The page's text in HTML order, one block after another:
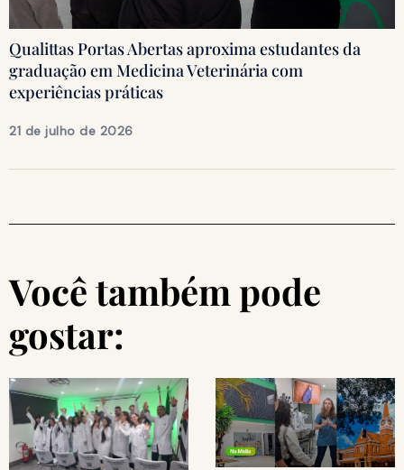
Qualittas Portas Abertas aproxima estudantes da
graduação em Medicina Veterinária com
experiências práticas
21 de julho de 2026
Você também pode
gostar: